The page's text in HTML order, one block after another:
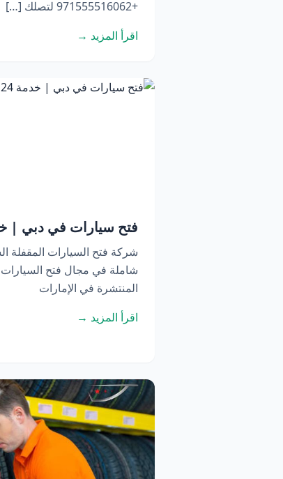
+971555516062 لتصلك […]
اقرأ المزيد →
فتح سيارات في دبي | خدمة 24 ساعة
شركة فتح السيارات المقفلة
شاملة في مجال فتح السيارات
المنتشرة في الإمارات
اقرأ المزيد →